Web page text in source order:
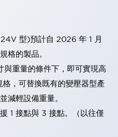
型)預計自 2026 年 1 月
格的製品。
重量的條件下，即可實現高
，可替換既有的變壓器型產
減輕設備重量。
1 接點與 3 接點。（以往僅